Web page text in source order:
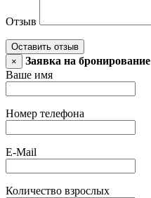
Отзыв
Оставить отзыв
×
Заявка на бронирование
Ваше имя
Номер телефона
E-Mail
Количество взрослых